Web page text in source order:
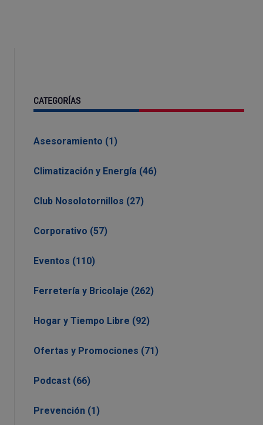
CATEGORÍAS
Asesoramiento (1)
Climatización y Energía (46)
Club Nosolotornillos (27)
Corporativo (57)
Eventos (110)
Ferretería y Bricolaje (262)
Hogar y Tiempo Libre (92)
Ofertas y Promociones (71)
Podcast (66)
Prevención (1)